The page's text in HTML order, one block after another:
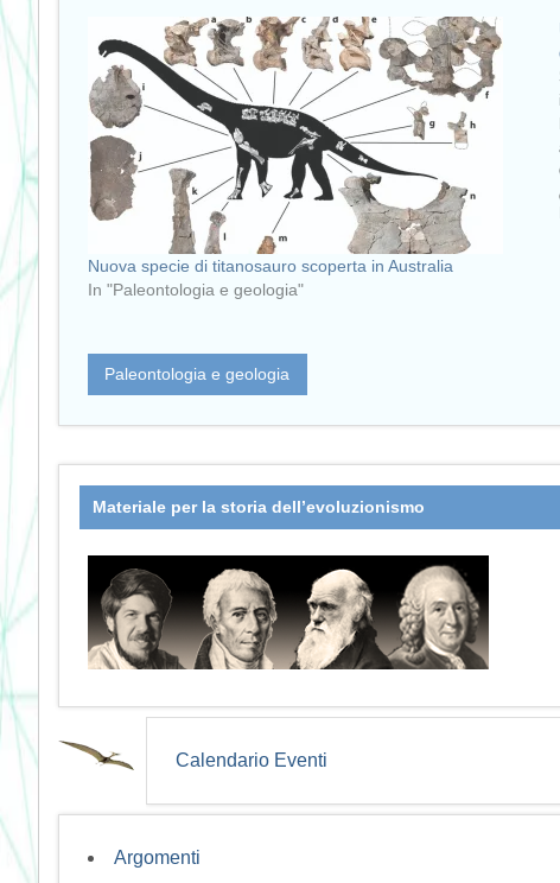
Nuova specie di titanosauro scoperta in Australia
In "Paleontologia e geologia"
Paleontologia e geologia
Materiale per la storia dell’evoluzionismo
Calendario Eventi
Argomenti